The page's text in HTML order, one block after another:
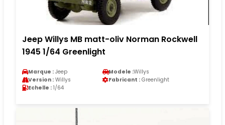
Jeep Willys MB matt-oliv Norman Rockwell
1945 1/64 Greenlight
Marque : Jeep Modele :Willys
Version : Willys Fabricant : Greenlight
Echelle : 1/64